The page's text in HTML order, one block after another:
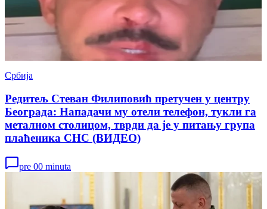
Србија
Редитељ Стеван Филиповић претучен у центру
Београда: Нападачи му отели телефон, тукли га
металном столицом, тврди да је у питању група
плаћеника СНС (ВИДЕО)
pre 00 minuta